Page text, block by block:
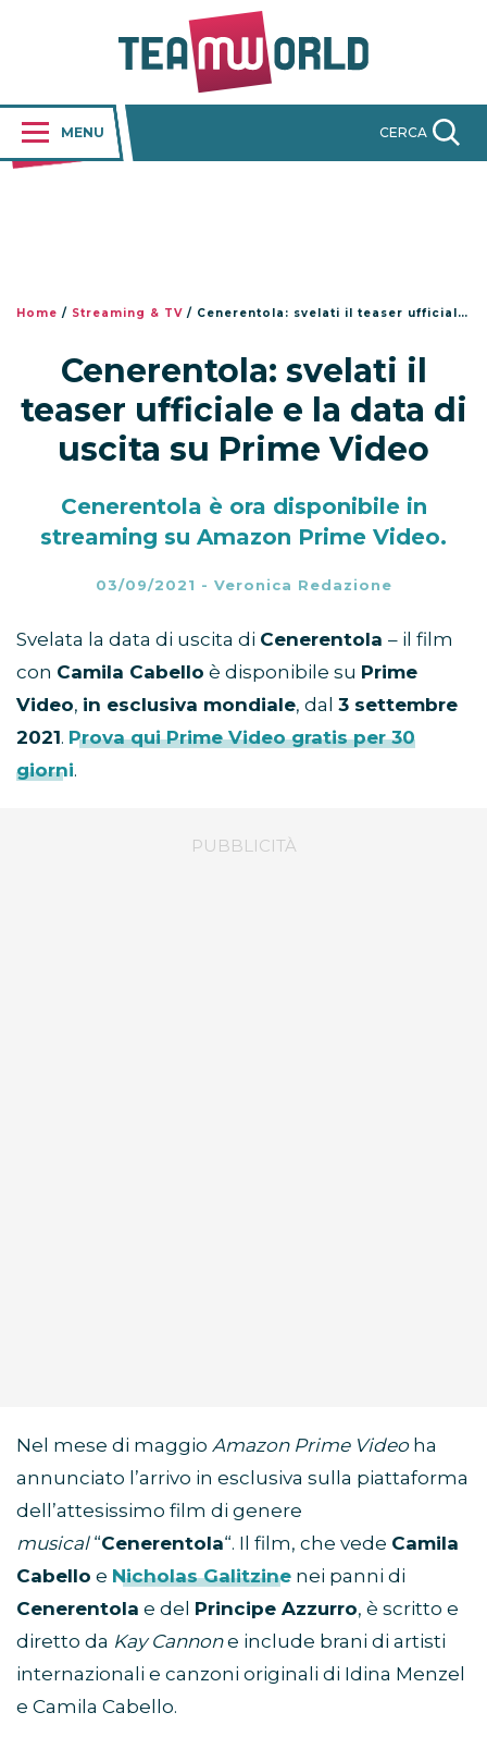
MENU CERCA
Home / Streaming & TV / Cenerentola: svelati il teaser ufficiale e la data di uscita su Prime Video
Cenerentola: svelati il
teaser ufficiale e la data di
uscita su Prime Video
Cenerentola è ora disponibile in
streaming su Amazon Prime Video.
03/09/2021 - Veronica Redazione
Svelata la data di uscita di Cenerentola – il film
con Camila Cabello è disponibile su Prime
Video, in esclusiva mondiale, dal 3 settembre
2021. Prova qui Prime Video gratis per 30
giorni.
Nel mese di maggio Amazon Prime Videoha
annunciato l’arrivo in esclusiva sulla piattaforma
dell’attesissimo film di genere
musical“Cenerentola“. Il film, che vede Camila
Cabello e Nicholas Galitzine nei panni di
Cenerentola e del Principe Azzurro, è scritto e
diretto da Kay Cannone include brani di artisti
internazionali e canzoni originali di Idina Menzel
e Camila Cabello.